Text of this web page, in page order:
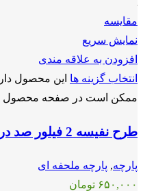
مقايسه
نمایش سریع
افزودن به علاقه مندی
انتخاب گزینه ها این محصول
ممکن است در صفحه محصول
طرح نفیسه 2 فیلور صد در صد پنبه دو رنگ کرم و بژ
پارچه, پارچه ملحفه ای
۶۵۰,۰۰۰ تومان